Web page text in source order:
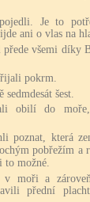
Je to
ani o vlas na
všemi díky
pokrm.
šest.
obilí do
poznat, která
pobřežím a
možné.
moři a
přední